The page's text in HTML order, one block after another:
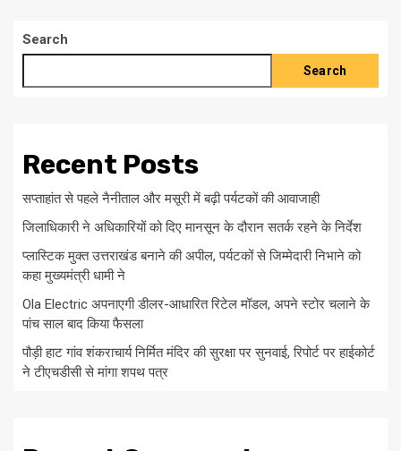
Search
Search
Recent Posts
सप्ताहांत से पहले नैनीताल और मसूरी में बढ़ी पर्यटकों की आवाजाही
जिलाधिकारी ने अधिकारियों को दिए मानसून के दौरान सतर्क रहने के निर्देश
प्लास्टिक मुक्त उत्तराखंड बनाने की अपील, पर्यटकों से जिम्मेदारी निभाने को
कहा मुख्यमंत्री धामी ने
Ola Electric अपनाएगी डीलर-आधारित रिटेल मॉडल, अपने स्टोर चलाने के
पांच साल बाद किया फैसला
पौड़ी हाट गांव शंकराचार्य निर्मित मंदिर की सुरक्षा पर सुनवाई, रिपोर्ट पर हाईकोर्ट
ने टीएचडीसी से मांगा शपथ पत्र